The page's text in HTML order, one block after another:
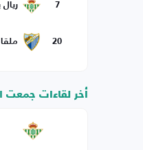
7
20 ملقا
أخر لقاءات جمعت